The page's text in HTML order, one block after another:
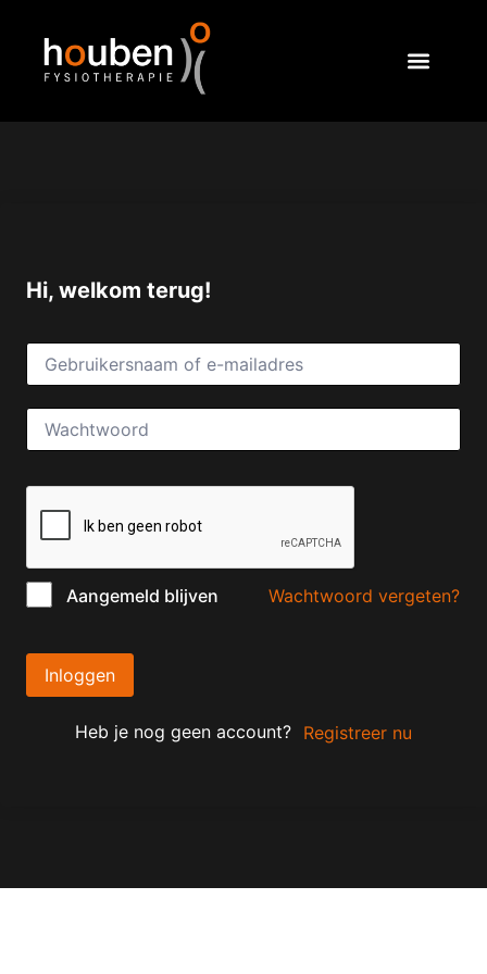
Hi, welkom terug!
Aangemeld blijven Wachtwoord vergeten?
Inloggen
Heb je nog geen account? Registreer nu